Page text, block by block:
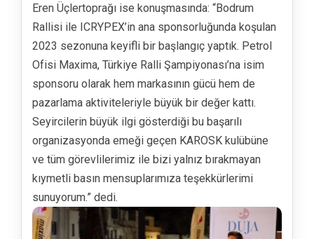
Eren Üçlertoprağı ise konuşmasında: “Bodrum
Rallisi ile ICRYPEX’in ana sponsorluğunda koşulan
2023 sezonuna keyifli bir başlangıç yaptık. Petrol
Ofisi Maxima, Türkiye Ralli Şampiyonası’na isim
sponsoru olarak hem markasının gücü hem de
pazarlama aktiviteleriyle büyük bir değer kattı.
Seyircilerin büyük ilgi gösterdiği bu başarılı
organizasyonda emeği geçen KAROSK kulübüne
ve tüm görevlilerimiz ile bizi yalnız bırakmayan
kıymetli basın mensuplarımıza teşekkürlerimi
sunuyorum.” dedi.